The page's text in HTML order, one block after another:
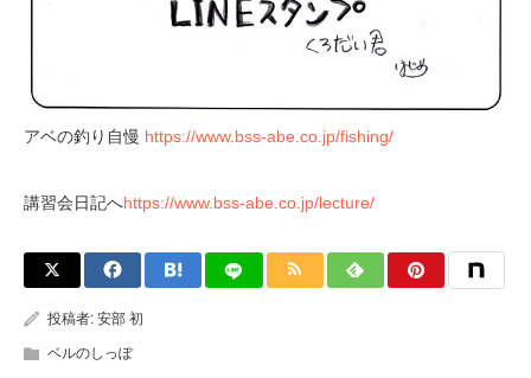
アベの釣り自慢 https://www.bss-abe.co.jp/fishing/
講習会日記へhttps://www.bss-abe.co.jp/lecture/
投稿者: 安部 初
ベルのしっぽ